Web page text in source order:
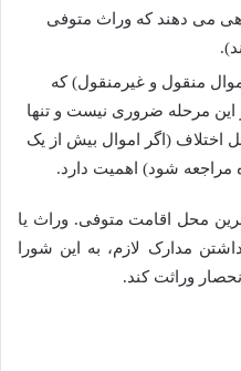
می دهند که وراث متوفی
منقول و غیرمنقول) که
این مرحله ضروری نیست و تنها
اختلاف (اگر اموال بیش از یک
مراجعه شود) اهمیت دارد.
محل اقامت متوفی. وراث یا
مدارک لازم، به این شورا
وراثت کند.